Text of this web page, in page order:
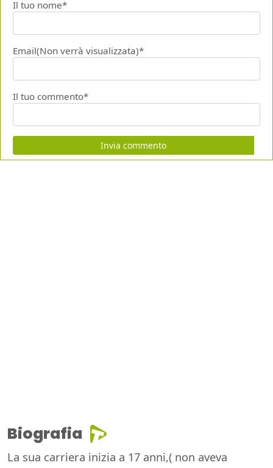
Il tuo nome*
Email(Non verrà visualizzata)*
Il tuo commento*
Invia commento
Biografia
La sua carriera inizia a 17 anni,( non aveva